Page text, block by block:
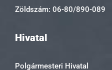
Zöldszám: 06-80/890-089
Hivatal
Polgármesteri Hivatal